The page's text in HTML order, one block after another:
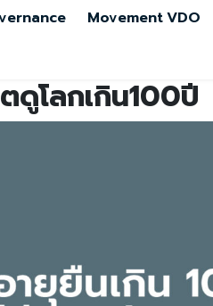
MovementVDO
ดูโลกเกิน100ปี